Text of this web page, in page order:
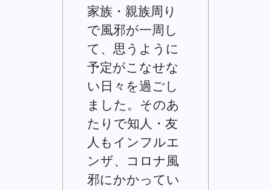
家族・親族周り
で風邪が一周し
て、思うように
予定がこなせな
い日々を過ごし
ました。そのあ
たりで知人・友
人もインフルエ
ンザ、コロナ風
邪にかかってい